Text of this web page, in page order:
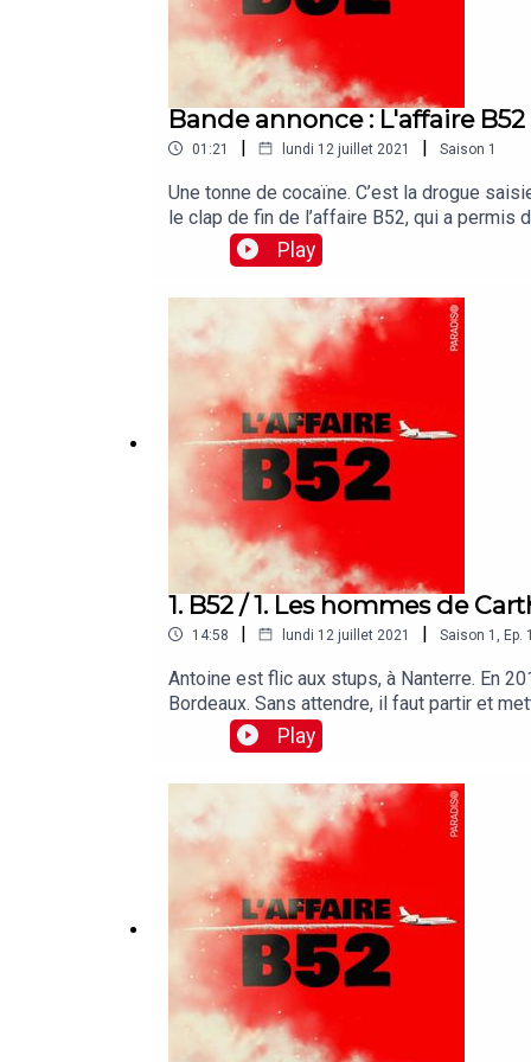
Bande annonce : L'affaire B52
01:21 | lundi 12 juillet 2021 | Saison 1
Une tonne de cocaïne. C’est la drogue
le clap de fin de l’affaire B52, qui a permis
cette nouvelle série de podcast
cette affaire qui nous emmène, de
Théo Albaric ont monté les
est chargée de productionLucine Dorso
Dunaigre sont producteurs délégués.
Play
1. B52 / 1. Les hommes de
14:58 | lundi 12 juillet 2021 | Saison 1 Ep.
Antoine est flic aux stups, à Nanterre. En
Bordeaux. Sans attendre, il faut partir et
et voix : Constance Vilanona et …
FrançaisProduction : Anne-Cécile
épisodes.Retrouvez tous nos podcasts
Play